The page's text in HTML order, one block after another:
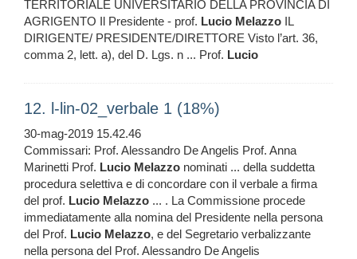
TERRITORIALE UNIVERSITARIO DELLA PROVINCIA DI
AGRIGENTO Il Presidente - prof. Lucio Melazzo IL
DIRIGENTE/ PRESIDENTE/DIRETTORE Visto l’art. 36,
comma 2, lett. a), del D. Lgs. n ... Prof. Lucio
12. l-lin-02_verbale 1 (18%)
30-mag-2019 15.42.46
Commissari: Prof. Alessandro De Angelis Prof. Anna
Marinetti Prof. Lucio Melazzo nominati ... della suddetta
procedura selettiva e di concordare con il verbale a firma
del prof. Lucio Melazzo ... . La Commissione procede
immediatamente alla nomina del Presidente nella persona
del Prof. Lucio Melazzo, e del Segretario verbalizzante
nella persona del Prof. Alessandro De Angelis